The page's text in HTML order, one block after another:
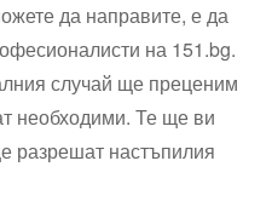
да направите, е да
на 151.bg.
случай ще преценим
необходими. Те ще ви
разрешат настъпилия